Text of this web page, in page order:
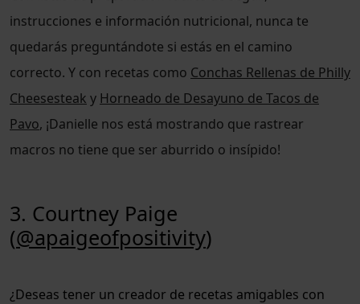
instrucciones e información nutricional, nunca te
quedarás preguntándote si estás en el camino
correcto. Y con recetas como Conchas Rellenas de Philly
Cheesesteak y Horneado de Desayuno de Tacos de
Pavo, ¡Danielle nos está mostrando que rastrear
macros no tiene que ser aburrido o insípido!
3. Courtney Paige
(@apaigeofpositivity)
¿Deseas tener un creador de recetas amigables con